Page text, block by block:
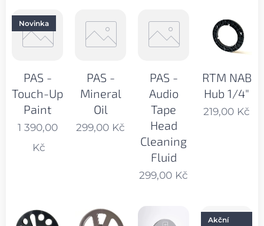
PAS -
Touch-Up
Paint
Novinka
1 390,00
Kč
PAS -
Mineral
Oil
299,00 Kč
PAS -
Audio
Tape
Head
Cleaning
Fluid
299,00 Kč
RTM NAB
Hub 1/4"
219,00 Kč
Akční